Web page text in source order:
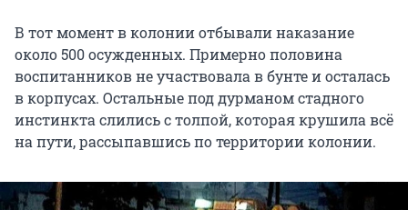
В тот момент в колонии отбывали наказание
около 500 осужденных. Примерно половина
воспитанников не участвовала в бунте и осталась
в корпусах. Остальные под дурманом стадного
инстинкта слились с толпой, которая крушила всё
на пути, рассыпавшись по территории колонии.